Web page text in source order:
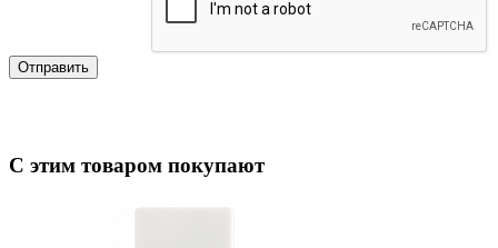
Отправить
С этим товаром покупают